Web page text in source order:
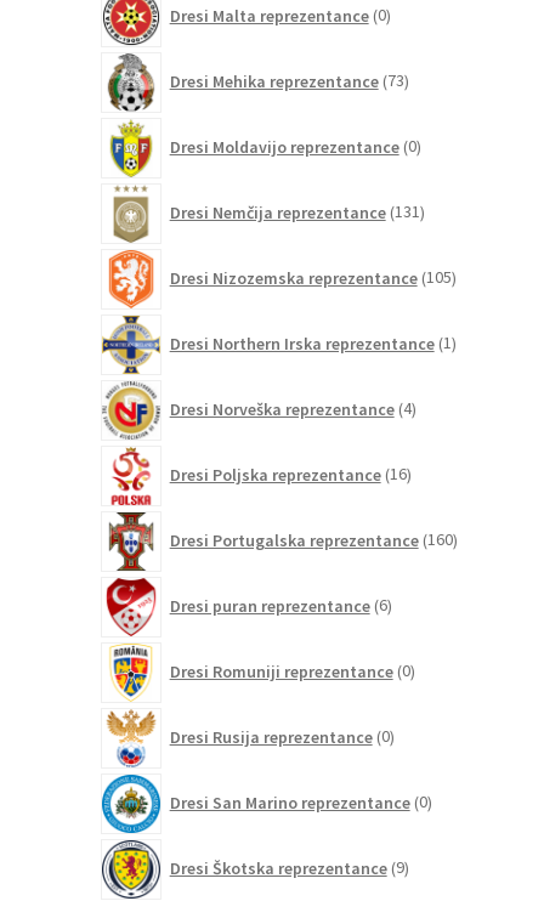
Dresi Malta reprezentance 0izdelkov
Dresi Mehika reprezentance 73izdelkov
Dresi Moldavijo reprezentance 0izdelkov
Dresi Nemčija reprezentance 131izdelkov
Dresi Nizozemska reprezentance 105izdelkov
Dresi Northern Irska reprezentance 1izdelek
Dresi Norveška reprezentance 4izdelki
Dresi Poljska reprezentance 16izdelkov
Dresi Portugalska reprezentance 160izdelkov
Dresi puran reprezentance 6izdelkov
Dresi Romuniji reprezentance 0izdelkov
Dresi Rusija reprezentance 0izdelkov
Dresi San Marino reprezentance 0izdelkov
Dresi Škotska reprezentance 9izdelkov